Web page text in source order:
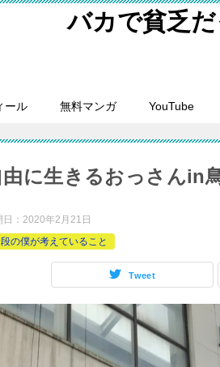
バカで貧乏
ール 無料マンガ YouTube
由に生きるおっさんin
： 2020年2月21日
の僕が考えていること
Tweet